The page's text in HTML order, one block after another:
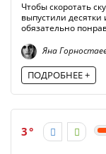
Чтобы скоротать
выпустили
обязательно
Яна
ПОДРОБНЕЕ +
3